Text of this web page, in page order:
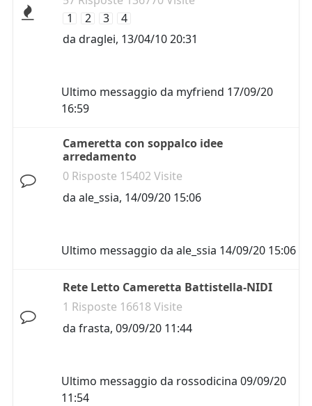
1
2 3
4
da draglei, 13/04/10 20:31
Ultimo messaggio da myfriend 17/09/20
16:59
Cameretta con soppalco idee
arredamento
0 Risposte 15402 Visite
da ale_ssia, 14/09/20 15:06
Ultimo messaggio da ale_ssia 14/09/20 15:06
Rete Letto Cameretta Battistella-NIDI
1 Risposte 16618 Visite
da frasta, 09/09/20 11:44
Ultimo messaggio da rossodicina 09/09/20
11:54